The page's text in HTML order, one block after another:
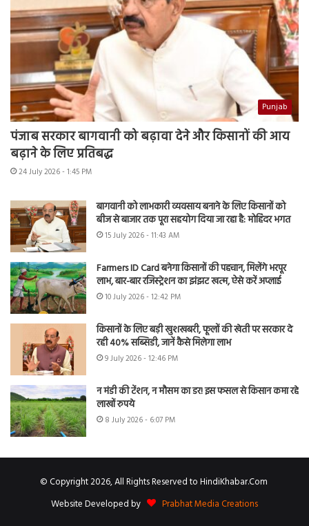
Punjab
पंजाब सरकार बागवानी को बढ़ावा देने और किसानों की आय
बढ़ाने के लिए प्रतिबद्ध
24 July 2026 - 1:45 PM
बागवानी को लाभकारी व्यवसाय बनाने के लिए किसानों को
बीज से बाजार तक पूरा सहयोग दिया जा रहा है: मोहिंदर भगत
15 July 2026 - 11:43 AM
Farmers ID Card बनेगा किसानों की पहचान, मिलेंगे भरपूर
लाभ, बार-बार रजिस्ट्रेशन का झंझट खत्म, ऐसे करें अप्लाई
10 July 2026 - 12:42 PM
किसानों के लिए बड़ी खुशखबरी, फूलों की खेती पर सरकार दे
रही 40% सब्सिडी, जानें कैसे मिलेगा लाभ
9 July 2026 - 12:46 PM
न मंडी की टेंशन, न मौसम का डर! इस फसल से किसान कमा रहे
लाखों रुपये
8 July 2026 - 6:07 PM
© Copyright 2026, All Rights Reserved to HindiKhabar.Com
Website Developed by
Prabhat Media Creations